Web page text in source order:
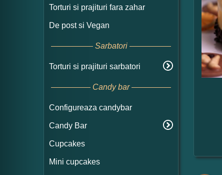
Torturi si prajituri fara zahar
De post si Vegan
Sarbatori
Torturi si prajituri sarbatori
Candy bar
Configureaza candybar
Candy Bar
Cupcakes
Mini cupcakes